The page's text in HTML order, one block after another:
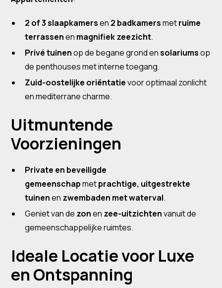
2 of 3 slaapkamersen 2 badkamersmetruime
terrassenen magnifiek zeezicht.
Privé tuinenop de begane grond ensolariumsop
de penthouses met interne toegang.
Zuid-oostelijke oriëntatievoor optimaal zonlicht
en mediterrane charme.
Uitmuntende
Voorzieningen
Private en beveiligde
gemeenschapmetprachtige, uitgestrekte
tuinenen zwembaden met waterval.
Geniet van de zonen zee-uitzichtenvanuit de
gemeenschappelijke ruimtes.
Ideale Locatie voor Luxe
en Ontspanning